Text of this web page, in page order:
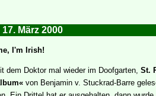
17. März 2000
I'm Irish!
dem Doktor mal wieder im Doofgarten, St.
von Benjamin v. Stuckrad-Barre